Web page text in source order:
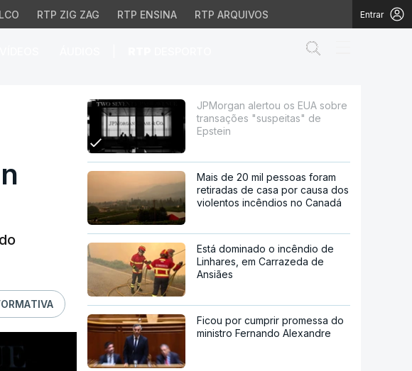
RTP ZIG ZAG RTP ENSINA RTP ARQUIVOS Entrar
"suspeitas" de
JPMorgan alertou os EUA sobre
transações "suspeitas" de
Epstein
Mais de 20 mil pessoas foram
retiradas de casa por causa dos
violentos incêndios no Canadá
Está dominado o incêndio de
Linhares, em Carrazeda de
Ansiães
Ficou por cumprir promessa do
ministro Fernando Alexandre